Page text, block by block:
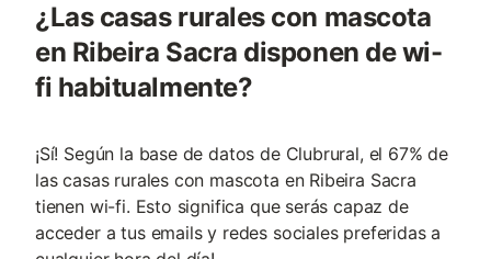
¿Las casas rurales con mascota
en Ribeira Sacra disponen de wi-
fi habitualmente?
¡Sí! Según la base de datos de Clubrural, el 67% de
las casas rurales con mascota en Ribeira Sacra
tienen wi-fi. Esto significa que serás capaz de
acceder a tus emails y redes sociales preferidas a